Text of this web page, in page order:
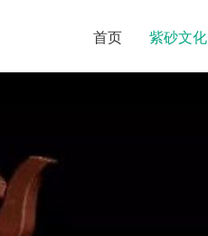
首页 紫砂文化